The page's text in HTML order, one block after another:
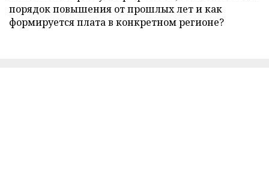
порядок повышения от прошлых лет и как
формируется плата в конкретном регионе?